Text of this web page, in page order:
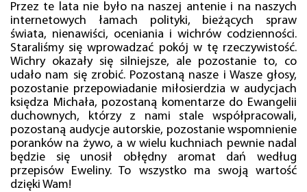
Przez te lata nie było na naszej antenie i na naszych
internetowych łamach polityki, bieżących spraw
świata, nienawiści, oceniania i wichrów codzienności.
Staraliśmy się wprowadzać pokój w tę rzeczywistość.
Wichry okazały się silniejsze, ale pozostanie to, co
udało nam się zrobić. Pozostaną nasze i Wasze głosy,
pozostanie przepowiadanie miłosierdzia w audycjach
księdza Michała, pozostaną komentarze do Ewangelii
duchownych, którzy z nami stale współpracowali,
pozostaną audycje autorskie, pozostanie wspomnienie
poranków na żywo, a w wielu kuchniach pewnie nadal
będzie się unosił obłędny aromat dań według
przepisów Eweliny. To wszystko ma swoją wartość
dzięki Wam!